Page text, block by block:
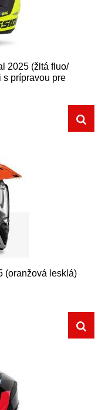
2025 (žltá fluo/
s prípravou pre
(oranžová lesklá)